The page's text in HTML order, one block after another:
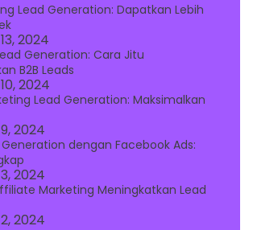
Lead Generation: Dapatkan Lebih
2024
Generation: Cara Jitu
B2B Leads
2024
Lead Generation: Maksimalkan
2024
dengan Facebook Ads:
2024
Marketing Meningkatkan Lead
2024